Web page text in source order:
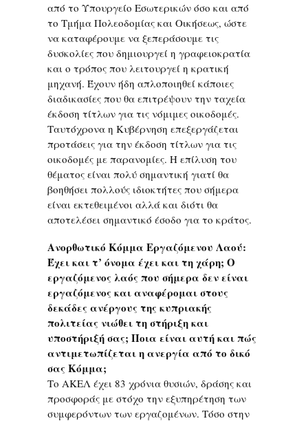
από το Υπουργείο Εσωτερικών όσο και από
το Τμήμα Πολεοδομίας και Οικήσεως, ώστε
να καταφέρουμε να ξεπεράσουμε τις
δυσκολίες που δημιουργεί η γραφειοκρατία
και ο τρόπος που λειτουργεί η κρατική
μηχανή. Έχουν ήδη απλοποιηθεί κάποιες
διαδικασίες που θα επιτρέψουν την ταχεία
έκδοση τίτλων για τις νόμιμες οικοδομές.
Ταυτόχρονα η Κυβέρνηση επεξεργάζεται
προτάσεις για την έκδοση τίτλων για τις
οικοδομές με παρανομίες. Η επίλυση του
θέματος είναι πολύ σημαντική γιατί θα
βοηθήσει πολλούς ιδιοκτήτες που σήμερα
είναι εκτεθειμένοι αλλά και διότι θα
αποτελέσει σημαντικό έσοδο για το κράτος.
Ανορθωτικό Κόμμα Εργαζόμενου Λαού:
Έχει και τ’ όνομα έχει και τη χάρη; Ο
εργαζόμενος λαός που σήμερα δεν είναι
εργαζόμενος και αναφέρομαι στους
δεκάδες ανέργους της κυπριακής
πολιτείας νιώθει τη στήριξη και
υποστήριξή σας; Ποια είναι αυτή και πώς
αντιμετωπίζεται η ανεργία από το δικό
σας Κόμμα;
Το ΑΚΕΛ έχει 83 χρόνια θυσιών, δράσης και
προσφοράς με στόχο την εξυπηρέτηση των
συμφερόντων των εργαζομένων. Τόσο στην